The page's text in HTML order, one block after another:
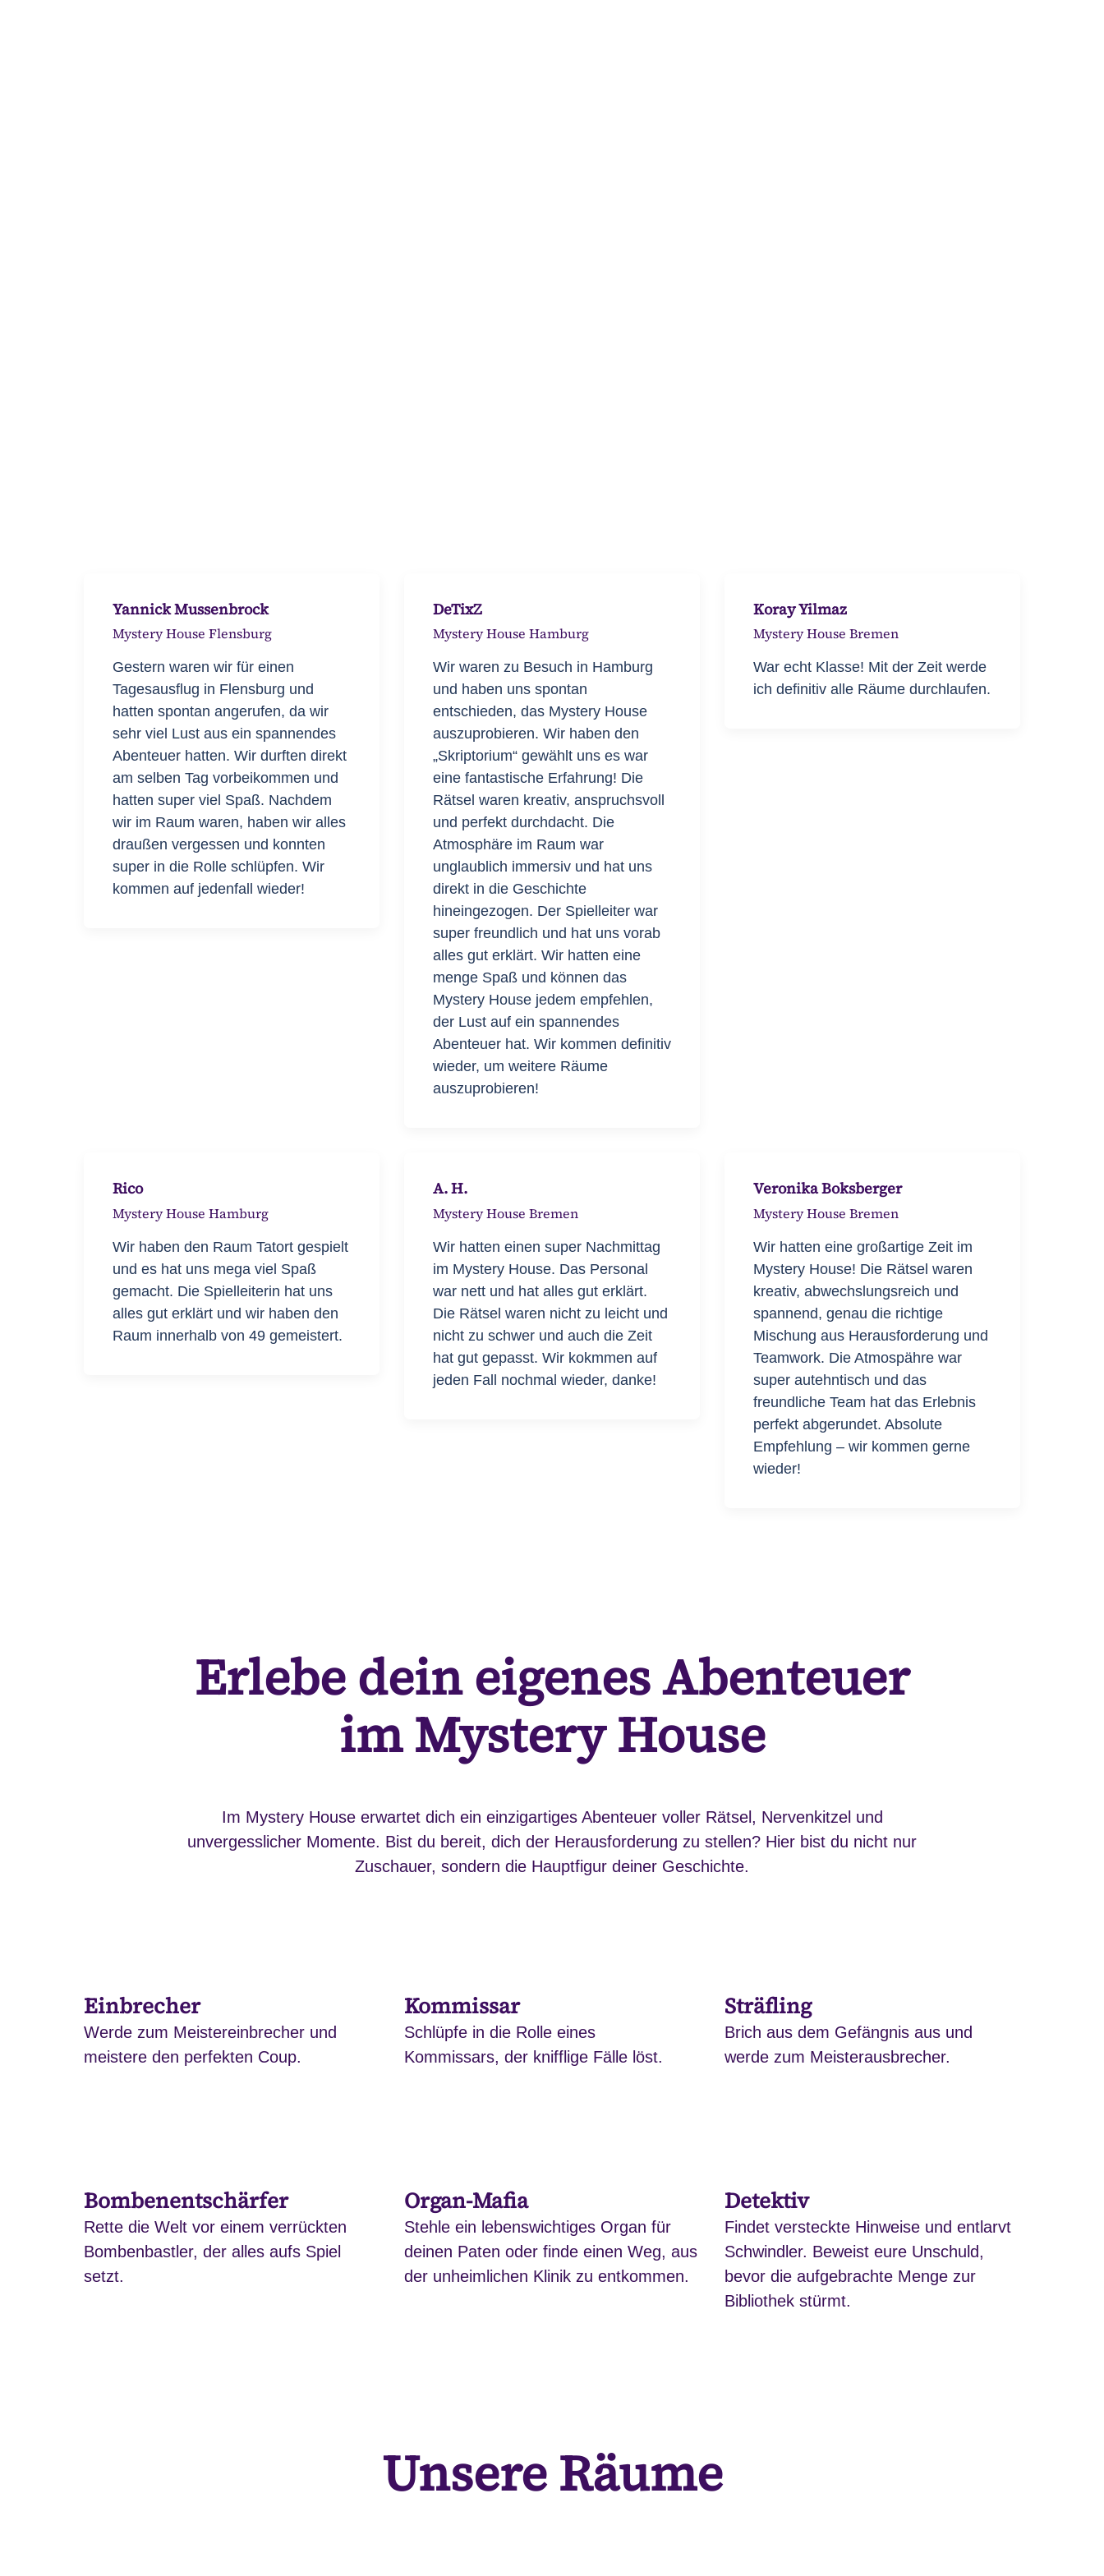
Gestern waren wir für einen
Tagesausflug in Flensburg und
hatten spontan angerufen, da wir
sehr viel Lust aus ein spannendes
Abenteuer hatten. Wir durften direkt
am selben Tag vorbeikommen und
hatten super viel Spaß. Nachdem
wir im Raum waren, haben wir alles
draußen vergessen und konnten
super in die Rolle schlüpfen. Wir
kommen auf jedenfall wieder!
Yannick Mussenbrock
Mystery House Flensburg
Wir waren zu Besuch in Hamburg
und haben uns spontan
entschieden, das Mystery House
auszuprobieren. Wir haben den
„Skriptorium“ gewählt uns es war
eine fantastische Erfahrung! Die
Rätsel waren kreativ, anspruchsvoll
und perfekt durchdacht. Die
Atmosphäre im Raum war
unglaublich immersiv und hat uns
direkt in die Geschichte
hineingezogen. Der Spielleiter war
super freundlich und hat uns vorab
alles gut erklärt. Wir hatten eine
menge Spaß und können das
Mystery House jedem empfehlen,
der Lust auf ein spannendes
Abenteuer hat. Wir kommen definitiv
wieder, um weitere Räume
auszuprobieren!
DeTixZ
Mystery House Hamburg
War echt Klasse! Mit der Zeit werde
ich definitiv alle Räume durchlaufen.
Koray Yilmaz
Mystery House Bremen
Wir haben den Raum Tatort gespielt
und es hat uns mega viel Spaß
gemacht. Die Spielleiterin hat uns
alles gut erklärt und wir haben den
Raum innerhalb von 49 gemeistert.
Rico
Mystery House Hamburg
Wir hatten einen super Nachmittag
im Mystery House. Das Personal
war nett und hat alles gut erklärt.
Die Rätsel waren nicht zu leicht und
nicht zu schwer und auch die Zeit
hat gut gepasst. Wir kokmmen auf
jeden Fall nochmal wieder, danke!
A. H.
Mystery House Bremen
Wir hatten eine großartige Zeit im
Mystery House! Die Rätsel waren
kreativ, abwechslungsreich und
spannend, genau die richtige
Mischung aus Herausforderung und
Teamwork. Die Atmospähre war
super autehntisch und das
freundliche Team hat das Erlebnis
perfekt abgerundet. Absolute
Empfehlung – wir kommen gerne
wieder!
Veronika Boksberger
Mystery House Bremen
Erlebe dein eigenes Abenteuer
im Mystery House
Im Mystery House erwartet dich ein einzigartiges Abenteuer voller Rätsel, Nervenkitzel und
unvergesslicher Momente. Bist du bereit, dich der Herausforderung zu stellen? Hier bist du nicht nur
Zuschauer, sondern die Hauptfigur deiner Geschichte.
Einbrecher
Werde zum Meistereinbrecher und
meistere den perfekten Coup.
Kommissar
Schlüpfe in die Rolle eines
Kommissars, der knifflige Fälle löst.
Sträfling
Brich aus dem Gefängnis aus und
werde zum Meisterausbrecher.
Bombenentschärfer
Rette die Welt vor einem verrückten
Bombenbastler, der alles aufs Spiel
setzt.
Organ-Mafia
Stehle ein lebenswichtiges Organ für
deinen Paten oder finde einen Weg, aus
der unheimlichen Klinik zu entkommen.
Detektiv
Findet versteckte Hinweise und entlarvt
Schwindler. Beweist eure Unschuld,
bevor die aufgebrachte Menge zur
Bibliothek stürmt.
Unsere Räume